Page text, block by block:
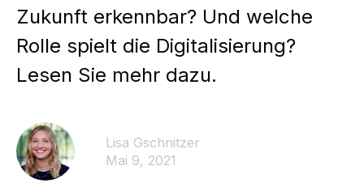
Zukunft erkennbar? Und welche
Rolle spielt die Digitalisierung?
Lesen Sie mehr dazu.
Lisa Gschnitzer
Mai 9, 2021